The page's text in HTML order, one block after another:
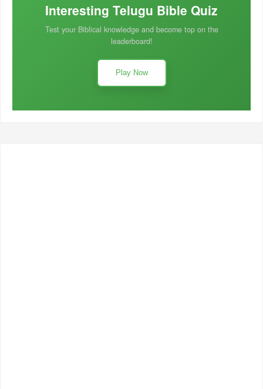
Interesting Telugu Bible Quiz
Test your Biblical knowledge and become top on the
leaderboard!
Play Now